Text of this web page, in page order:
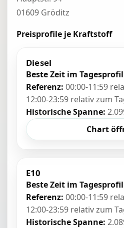
01609 Gröditz
Preisprofile je Kraftstoff
Diesel
Beste Zeit im
Referenz: 00:00-11:59
12:00-23:59 relativ zum
Historische Spanne:
Chart
E10
Beste Zeit im
Referenz: 00:00-11:59
12:00-23:59 relativ zum
Historische Spanne: